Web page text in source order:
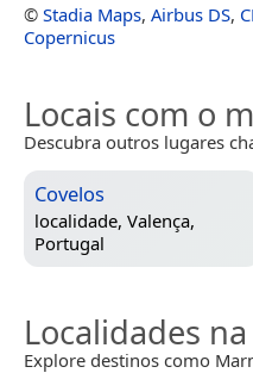
© Stadia Maps, Airbus DS,
Copernicus
Locais com o
Descubra outros lugares
Covelos
localidade, Valença,
Portugal
Localidades
Explore destinos como